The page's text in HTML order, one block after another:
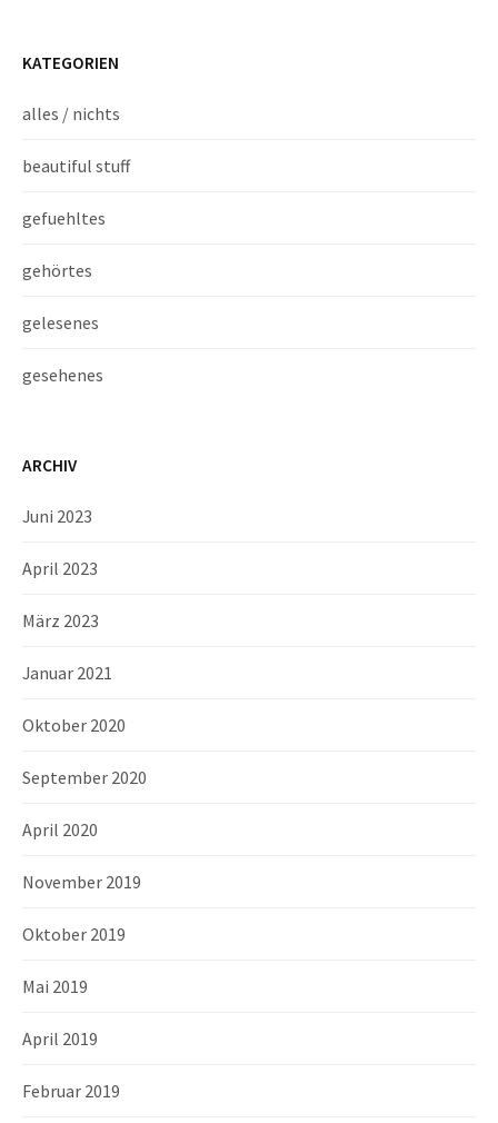
KATEGORIEN
alles / nichts
beautiful stuff
gefuehltes
gehörtes
gelesenes
gesehenes
ARCHIV
Juni 2023
April 2023
März 2023
Januar 2021
Oktober 2020
September 2020
April 2020
November 2019
Oktober 2019
Mai 2019
April 2019
Februar 2019